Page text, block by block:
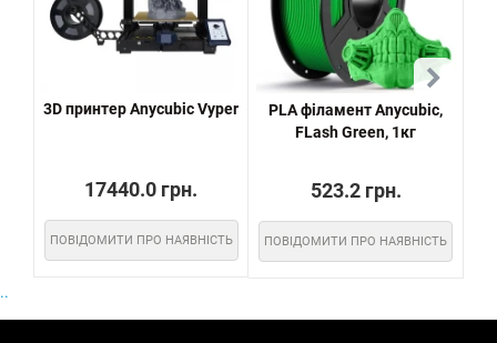
3D принтер Anycubic Vyper
17440.0 грн.
ПОВІДОМИТИ ПРО НАЯВНІСТЬ
PLA філамент Anycubic,
FLash Green, 1кг
523.2 грн.
ПОВІДОМИТИ ПРО НАЯВНІСТЬ
..